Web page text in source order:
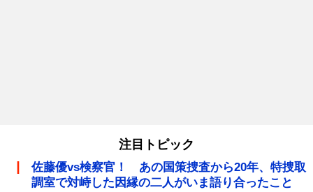
注目トピック
佐藤優vs検察官！ あの国策捜査から20年、特捜取
調室で対峙した因縁の二人がいま語り合ったこと